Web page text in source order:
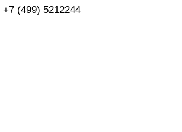
+7 (499) 5212244